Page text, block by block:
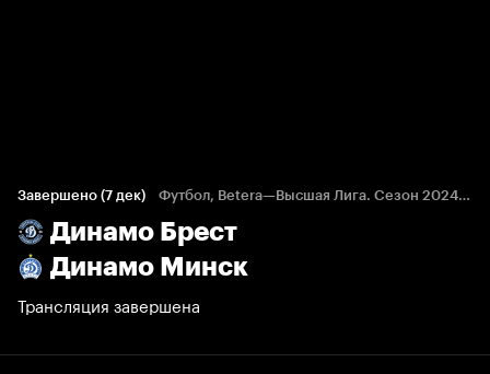
Завершено (7 дек) Футбол, Betera—Высшая Лига. Сезон 2024/25
Динамо Брест
Динамо Минск
Трансляция завершена